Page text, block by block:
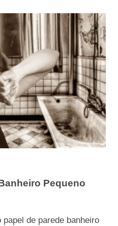
Pequeno
de parede banheiro